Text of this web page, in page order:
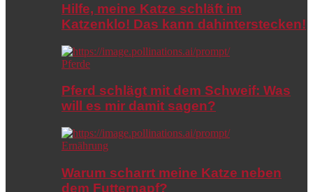
Hilfe, meine Katze schläft im
Katzenklo! Das kann dahinterstecken!
Pferde
Pferd schlägt mit dem Schweif: Was
will es mir damit sagen?
Ernährung
Warum scharrt meine Katze neben
dem Futternapf?